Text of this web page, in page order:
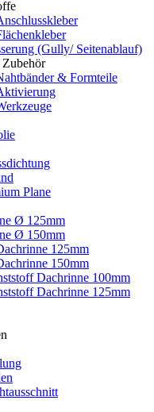
(Gully/ Seitenablauf)
& Formteile
Plane
Ø 125mm
Ø 150mm
125mm
150mm
Dachrinne 100mm
Dachrinne 125mm